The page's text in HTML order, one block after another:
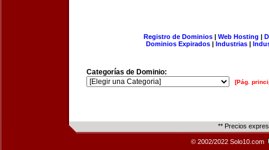
Registro de Dominios| Web Hosting |
Dominios Expirados | Industrias |
Categorías de Dominio:
[Pág.
** Precios
© 2002/2022 Solo10.com